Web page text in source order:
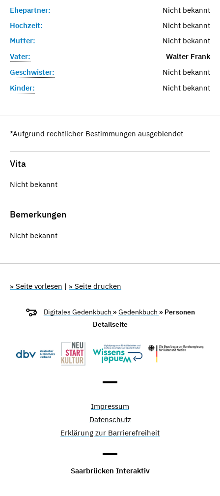
Ehepartner:
Nicht bekannt
Hochzeit:
Nicht bekannt
Mutter:
Nicht bekannt
Vater:
Walter Frank
Geschwister:
Nicht bekannt
Kinder:
Nicht bekannt
*Aufgrund rechtlicher Bestimmungen ausgeblendet
Vita
Nicht bekannt
Bemerkungen
Nicht bekannt
» Seite vorlesen | » Seite drucken
Digitales Gedenkbuch »Gedenkbuch » Personen
Detailseite
Impressum
Datenschutz
Erklärung zur Barrierefreiheit
Saarbrücken Interaktiv